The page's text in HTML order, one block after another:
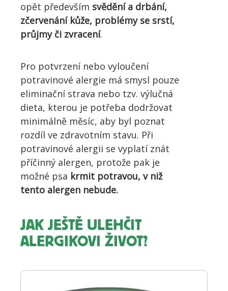
opět především svědění a drbání,
zčervenání kůže, problémy se srstí,
průjmy či zvracení.
Pro potvrzení nebo vyloučení
potravinové alergie má smysl pouze
eliminační strava nebo tzv. výlučná
dieta, kterou je potřeba dodržovat
minimálně měsíc, aby byl poznat
rozdíl ve zdravotním stavu. Při
potravinové alergii se vyplatí znát
příčinný alergen, protože pak je
možné psa krmit potravou, v niž
tento alergen nebude.
JAK JEŠTĚ ULEHČIT
ALERGIKOVI ŽIVOT?